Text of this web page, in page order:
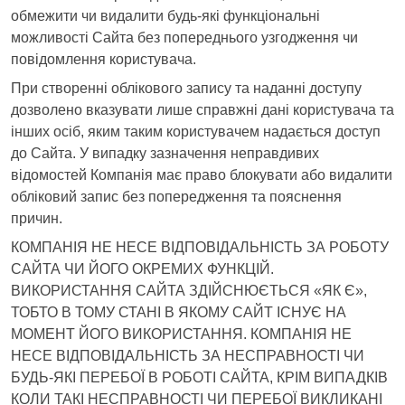
обмежити чи видалити будь-які функціональні
можливості Сайта без попереднього узгодження чи
повідомлення користувача.
При створенні облікового запису та наданні доступу
дозволено вказувати лише справжні дані користувача та
інших осіб, яким таким користувачем надається доступ
до Сайта. У випадку зазначення неправдивих
відомостей Компанія має право блокувати або видалити
обліковий запис без попередження та пояснення
причин.
КОМПАНІЯ НЕ НЕСЕ ВІДПОВІДАЛЬНІСТЬ ЗА РОБОТУ
САЙТА ЧИ ЙОГО ОКРЕМИХ ФУНКЦІЙ.
ВИКОРИСТАННЯ САЙТА ЗДІЙСНЮЄТЬСЯ «ЯК Є»,
ТОБТО В ТОМУ СТАНІ В ЯКОМУ САЙТ ІСНУЄ НА
МОМЕНТ ЙОГО ВИКОРИСТАННЯ. КОМПАНІЯ НЕ
НЕСЕ ВІДПОВІДАЛЬНІСТЬ ЗА НЕСПРАВНОСТІ ЧИ
БУДЬ-ЯКІ ПЕРЕБОЇ В РОБОТІ САЙТА, КРІМ ВИПАДКІВ
КОЛИ ТАКІ НЕСПРАВНОСТІ ЧИ ПЕРЕБОЇ ВИКЛИКАНІ